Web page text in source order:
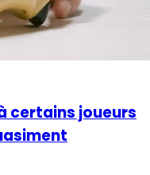
certains joueurs